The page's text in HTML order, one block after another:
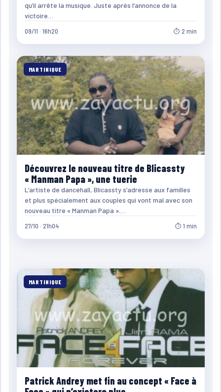
qu’il arrête la musique. Juste après l’annonce de la
victoire…
09/11 · 16h20 ⏱ 2 min
MARTINIQUE
Découvrez le nouveau titre de Blicassty
« Manman Papa », une tuerie
L’artiste de dancehall, Blicassty s’adresse aux familles
et plus spécialement aux couples qui vont mal avec son
nouveau titre « Manman Papa ».…
27/10 · 21h04 ⏱ 1 min
MARTINIQUE
Patrick Andrey met fin au concept « Face à